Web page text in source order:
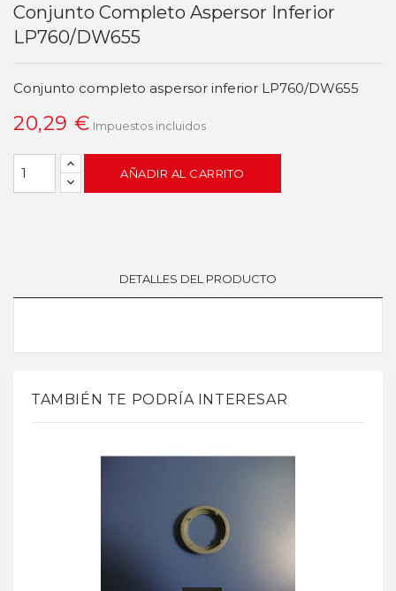
Conjunto Completo Aspersor Inferior
LP760/DW655
Conjunto completo aspersor inferior LP760/DW655
20,29 € Impuestos incluidos
AÑADIR AL CARRITO
DETALLES DEL PRODUCTO
TAMBIÉN TE PODRÍA INTERESAR